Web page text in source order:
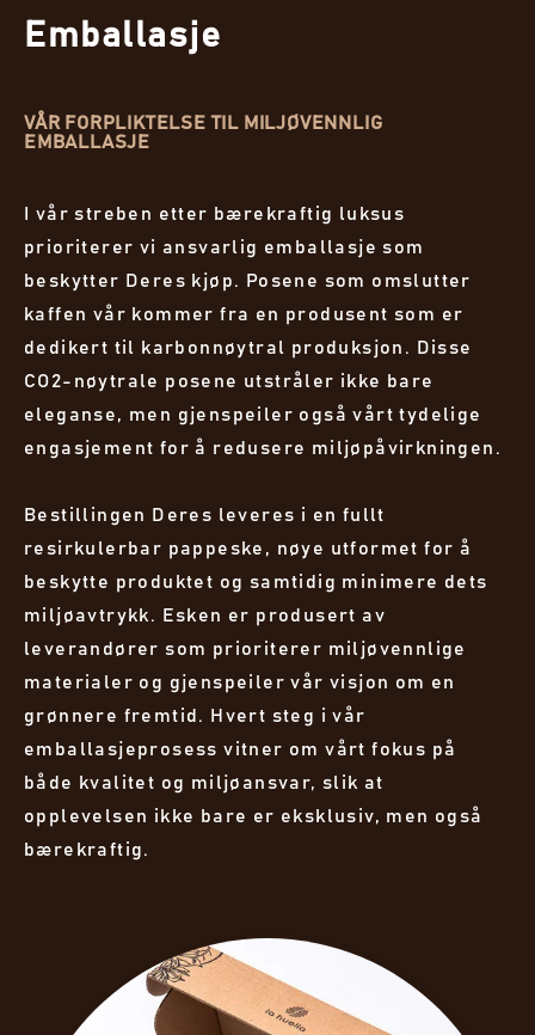
Emballasje
VÅR FORPLIKTELSE TIL MILJØVENNLIG
EMBALLASJE
I vår streben etter bærekraftig luksus
prioriterer vi ansvarlig emballasje som
beskytter Deres kjøp. Posene som omslutter
kaffen vår kommer fra en produsent som er
dedikert til karbonnøytral produksjon. Disse
CO2-nøytrale posene utstråler ikke bare
eleganse, men gjenspeiler også vårt tydelige
engasjement for å redusere miljøpåvirkningen.
Bestillingen Deres leveres i en fullt
resirkulerbar pappeske, nøye utformet for å
beskytte produktet og samtidig minimere dets
miljøavtrykk. Esken er produsert av
leverandører som prioriterer miljøvennlige
materialer og gjenspeiler vår visjon om en
grønnere fremtid. Hvert steg i vår
emballasjeprosess vitner om vårt fokus på
både kvalitet og miljøansvar, slik at
opplevelsen ikke bare er eksklusiv, men også
bærekraftig.